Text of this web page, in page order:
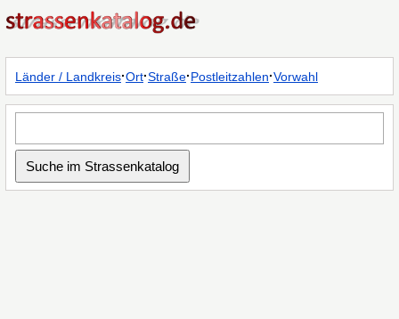
Länder / Landkreis·Ort·Straße·Postleitzahlen·Vorwahl